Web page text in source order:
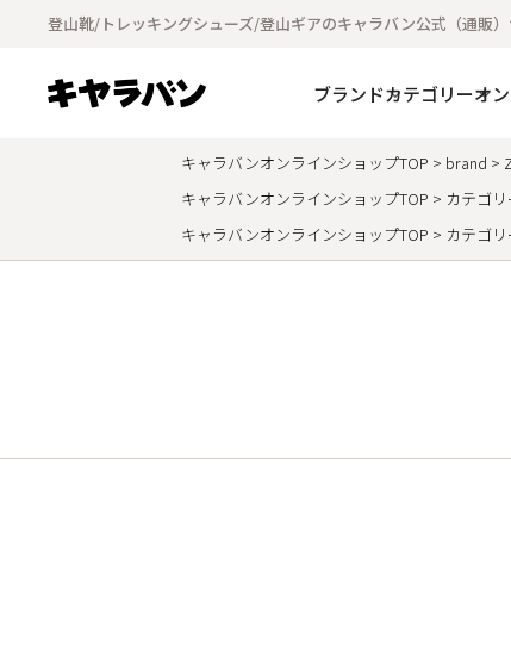
登山靴/トレッキングシューズ/登山ギアのキャラバン公式（通販）
ブランドカテゴリーオ
キャラバンオンラインショップTOP brand
キャラバンオンラインショップTOP
カテゴリ
キャラバンオンラインショップTOP
カテゴリ